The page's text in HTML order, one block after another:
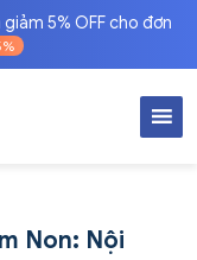
5% OFF cho đơn
Non: Nội